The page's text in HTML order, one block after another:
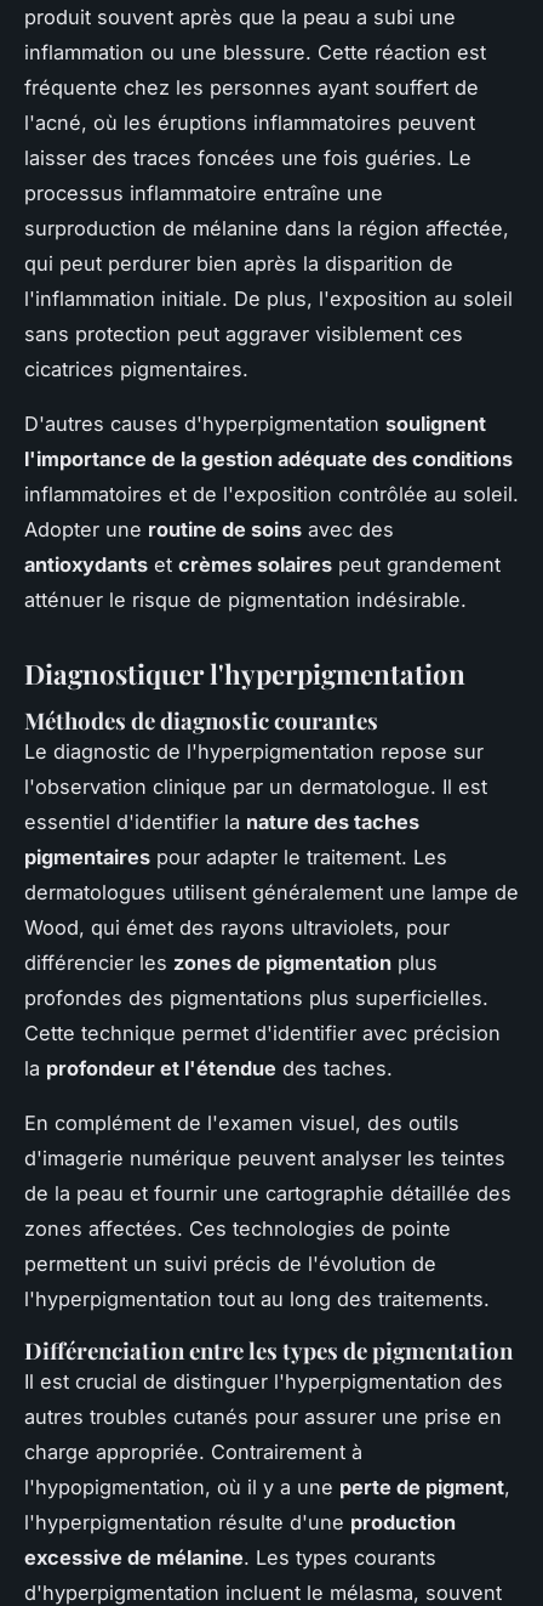
produit souvent après que la peau a subi une
inflammation ou une blessure. Cette réaction est
fréquente chez les personnes ayant souffert de
l'acné, où les éruptions inflammatoires peuvent
laisser des traces foncées une fois guéries. Le
processus inflammatoire entraîne une
surproduction de mélanine dans la région affectée,
qui peut perdurer bien après la disparition de
l'inflammation initiale. De plus, l'exposition au soleil
sans protection peut aggraver visiblement ces
cicatrices pigmentaires.
D'autres causes d'hyperpigmentation soulignent
l'importance de la gestion adéquate des conditions
inflammatoires et de l'exposition contrôlée au soleil.
Adopter une routine de soins avec des
antioxydants et crèmes solaires peut grandement
atténuer le risque de pigmentation indésirable.
Diagnostiquer l'hyperpigmentation
Méthodes de diagnostic courantes
Le diagnostic de l'hyperpigmentation repose sur
l'observation clinique par un dermatologue. Il est
essentiel d'identifier la nature des taches
pigmentaires pour adapter le traitement. Les
dermatologues utilisent généralement une lampe de
Wood, qui émet des rayons ultraviolets, pour
différencier les zones de pigmentation plus
profondes des pigmentations plus superficielles.
Cette technique permet d'identifier avec précision
la profondeur et l'étendue des taches.
En complément de l'examen visuel, des outils
d'imagerie numérique peuvent analyser les teintes
de la peau et fournir une cartographie détaillée des
zones affectées. Ces technologies de pointe
permettent un suivi précis de l'évolution de
l'hyperpigmentation tout au long des traitements.
Différenciation entre les types de pigmentation
Il est crucial de distinguer l'hyperpigmentation des
autres troubles cutanés pour assurer une prise en
charge appropriée. Contrairement à
l'hypopigmentation, où il y a une perte de pigment,
l'hyperpigmentation résulte d'une production
excessive de mélanine. Les types courants
d'hyperpigmentation incluent le mélasma, souvent